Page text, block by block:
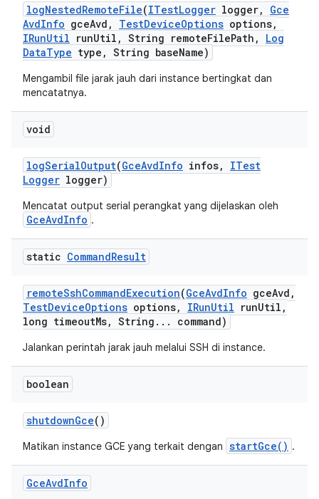
logNestedRemoteFile(ITestLogger logger,
Gce
AvdInfo gceAvd , TestDeviceOptions options,
IRunUtil runUtil , String remoteFilePath ,
Log
DataType type , String baseName)
Mengambil file jarak jauh dari instance bertingkat dan
mencatatnya.
void
logSerialOutput(GceAvdInfo infos,
ITest
Logger logger)
Mencatat output serial perangkat yang dijelaskan oleh
GceAvdInfo .
static CommandResult
remoteSshCommandExecution(GceAvdInfo gceAvd ,
TestDeviceOptions options, IRunUtil runUtil ,
long timeoutMs, String . . . command)
Jalankan perintah jarak jauh melalui SSH di instance.
boolean
shutdownGce()
Matikan instance GCE yang terkait dengan startGce() .
GceAvdInfo